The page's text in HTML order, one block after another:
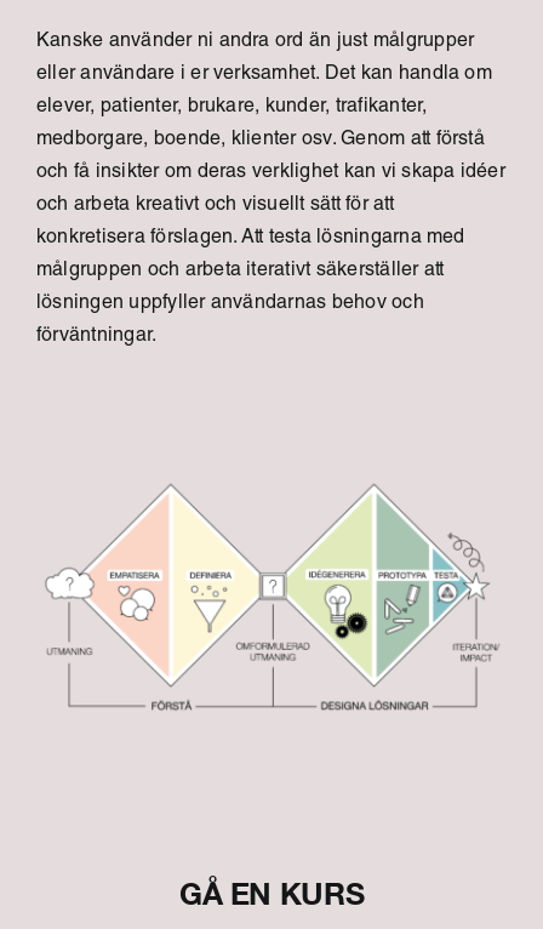
Kanske använder ni andra ord än just målgrupper
eller användare i er verksamhet. Det kan handla om
elever, patienter, brukare, kunder, trafikanter,
medborgare, boende, klienter osv. Genom att förstå
och få insikter om deras verklighet kan vi skapa idéer
och arbeta kreativt och visuellt sätt för att
konkretisera förslagen. Att testa lösningarna med
målgruppen och arbeta iterativt säkerställer att
lösningen uppfyller användarnas behov och
förväntningar.
GÅ EN KURS